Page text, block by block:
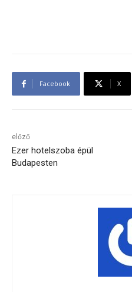
Facebook X
előző
Ezer hotelszoba épül
Budapesten